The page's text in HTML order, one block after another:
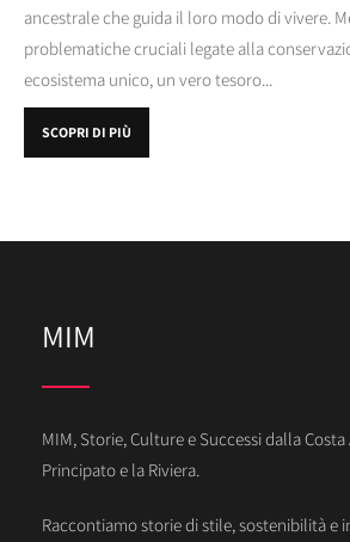
ancestrale che guida il loro modo di vivere.
problematiche cruciali legate alla
ecosistema unico, un vero tesoro...
SCOPRI DI PIÙ
MIM
MIM, Storie, Culture e Successi dalla Costa
Principato e la Riviera.
Raccontiamo storie di stile, sostenibilità e